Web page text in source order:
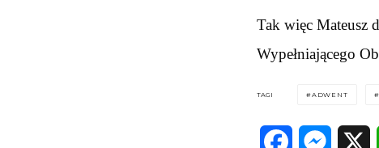
Tak więc Mateusz
Wypełniającego
TAGI ADWENT